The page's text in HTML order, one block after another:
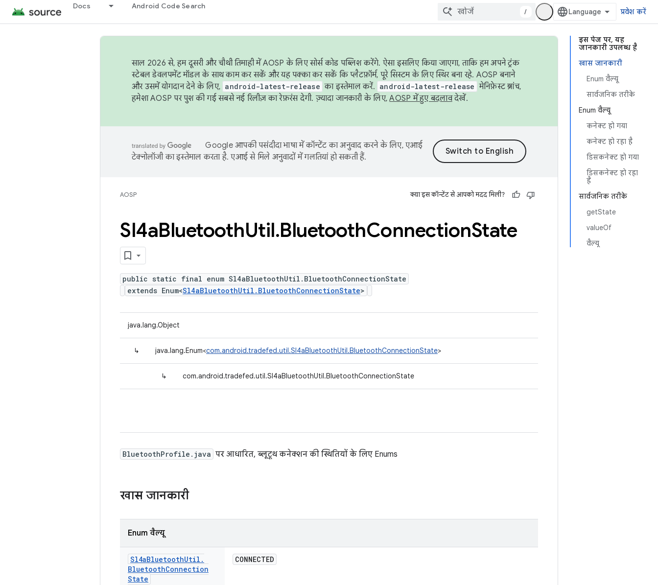
Docs Android Code Search
/ प्रवेश करें
इस पेज पर, यह
जानकारी उपलब्ध है
खास जानकारी
Enum वैल्यू
सार्वजनिक तरीके
Enum वैल्यू
कनेक्ट हो गया
कनेक्ट हो रहा है
डिसकनेक्ट हो गया
डिसकनेक्ट हो रहा
है
सार्वजनिक तरीके
getState
valueOf
वैल्यू
साल 2026 से, हम दूसरी और चौथी तिमाही में AOSP के लिए सोर्स कोड पब्लिश करेंगे. ऐसा इसलिए किया जाएगा, ताकि हम अपने ट्रंक
स्टेबल डेवलपमेंट मॉडल के साथ काम कर सकें और यह पक्का कर सकें कि प्लैटफ़ॉर्म, पूरे सिस्टम के लिए स्थिर बना रहे. AOSP बनाने
और उसमें योगदान देने के लिए, android-latest-release का इस्तेमाल करें. android-latest-release मेनिफ़ेस्ट ब्रांच,
हमेशा AOSP पर पुश की गई सबसे नई रिलीज़ का रेफ़रंस देगी. ज़्यादा जानकारी के लिए,AOSP में हुए बदलावदेखें.
Google आपकी पसंदीदा भाषा में कॉन्टेंट का अनुवाद करने के लिए, एआई
टेक्नोलॉजी का इस्तेमाल करता है. एआई से मिले अनुवादों में गलतियां हो सकती हैं.
AOSP क्या इस कॉन्टेंट से आपको मदद मिली?
Sl4aBluetoothUtil.BluetoothConnectionState
public static final enum Sl4aBluetoothUtil.BluetoothConnectionState
extends Enum<Sl4aBluetoothUtil.BluetoothConnectionState>
java.lang.Object
↳ java.lang.Enum<com.android.tradefed.util.Sl4aBluetoothUtil.BluetoothConnectionState>
↳ com.android.tradefed.util.Sl4aBluetoothUtil.BluetoothConnectionState
BluetoothProfile.java पर आधारित, ब्लूटूथ कनेक्शन की स्थितियों के लिए Enums
खास जानकारी
Enum वैल्यू
Sl4aBluetoothUtil .
BluetoothConnection
State
CONNECTED